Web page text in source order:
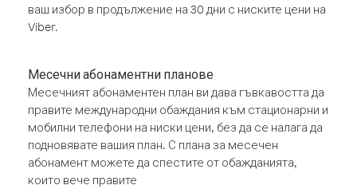
ваш избор в продължение на 30 дни с ниските цени на
Viber.
Месечни абонаментни планове
Месечният абонаментен план ви дава гъвкавостта да
правите международни обаждания към стационарни и
мобилни телефони на ниски цени, без да се налага да
подновявате вашия план. С плана за месечен
абонамент можете да спестите от обажданията,
които вече правите